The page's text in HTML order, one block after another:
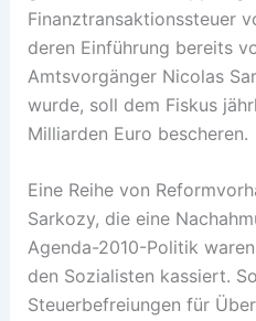
Finanztransaktionssteuer
deren Einführung bereits
Amtsvorgänger Nicolas
wurde, soll dem Fiskus
Milliarden Euro bescheren.
Eine Reihe von
Sarkozy, die eine
Agenda-2010-Politik
den Sozialisten kassiert.
Steuerbefreiungen für